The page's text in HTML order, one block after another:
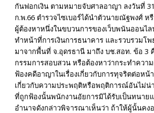
กันฟอกเงิน ตามหมายจับศาลอาญา ลงวันที่
ก.พ.66 ตำรวจไซเบอร์ได้นำตัวนายณัฐพงศ์ ห
ผู้ต้องหาหนึ่งในขบวนการของเว็บพนันออนไล
ทำหน้าที่การเงินการธนาคาร และรวบรวมโ
มาจากพื้นที่ จ.อุดรธานี มาถึง บช.สอท. ข้อ 3
กรรมการสอบสวน หรือต้องหาว่ากระทำควา
ฟ้องคดีอาญาในเรื่องเกี่ยวกับการทุจริตต่อหน้
เกี่ยวกับความประพฤติหรือพฤติการณ์อันไม่น่
ที่ถูกฟ้องนั้นพนักงานอัยการมิได้รับเป็นทนาย
อำนาจดังกล่าวพิจารณาเห็นว่า ถ้าให้ผู้นั้นคง